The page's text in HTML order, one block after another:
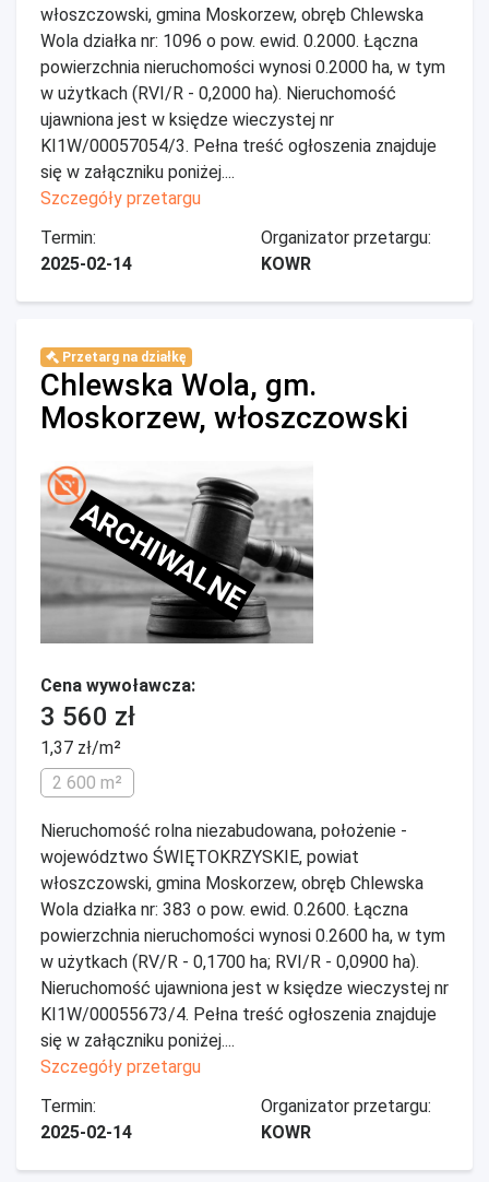
włoszczowski, gmina Moskorzew, obręb Chlewska
Wola działka nr: 1096 o pow. ewid. 0.2000. Łączna
powierzchnia nieruchomości wynosi 0.2000 ha, w tym
w użytkach (RVI/R - 0,2000 ha). Nieruchomość
ujawniona jest w księdze wieczystej nr
KI1W/00057054/3. Pełna treść ogłoszenia znajduje
się w załączniku poniżej....
Szczegóły przetargu
Termin:
2025-02-14
Organizator przetargu:
KOWR
Przetarg na działkę
Chlewska Wola, gm.
Moskorzew, włoszczowski
ARCHIWALNE
Cena wywoławcza:
3 560 zł
1,37 zł/m²
2 600 m²
Nieruchomość rolna niezabudowana, położenie -
województwo ŚWIĘTOKRZYSKIE, powiat
włoszczowski, gmina Moskorzew, obręb Chlewska
Wola działka nr: 383 o pow. ewid. 0.2600. Łączna
powierzchnia nieruchomości wynosi 0.2600 ha, w tym
w użytkach (RV/R - 0,1700 ha; RVI/R - 0,0900 ha).
Nieruchomość ujawniona jest w księdze wieczystej nr
KI1W/00055673/4. Pełna treść ogłoszenia znajduje
się w załączniku poniżej....
Szczegóły przetargu
Termin:
2025-02-14
Organizator przetargu:
KOWR